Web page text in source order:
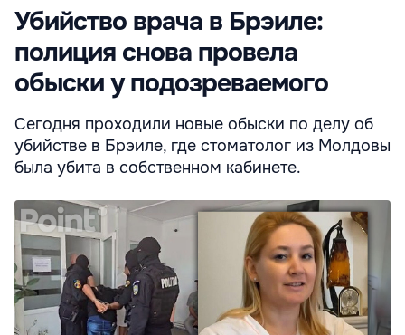
Убийство врача в Брэиле:
полиция снова провела
обыски у подозреваемого
Сегодня проходили новые обыски по делу об
убийстве в Брэиле, где стоматолог из Молдовы
была убита в собственном кабинете.